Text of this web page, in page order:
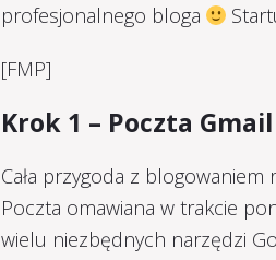
profesjonalnego bloga
[FMP]
Krok 1 – Poczta Gmail
Cała przygoda z
Poczta omawiana w trakcie
wielu niezbędnych narzędzi